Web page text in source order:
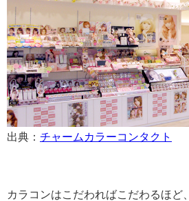
出典： チャームカラーコンタクト
カラコンはこだわればこだわるほど